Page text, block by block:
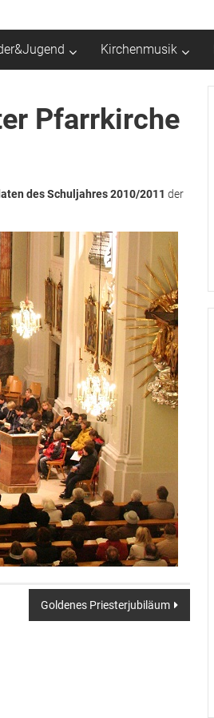
Kirchenmusik
Pfarrkirche
des Schuljahres 2010/2011 der
Goldenes Priesterjubiläum